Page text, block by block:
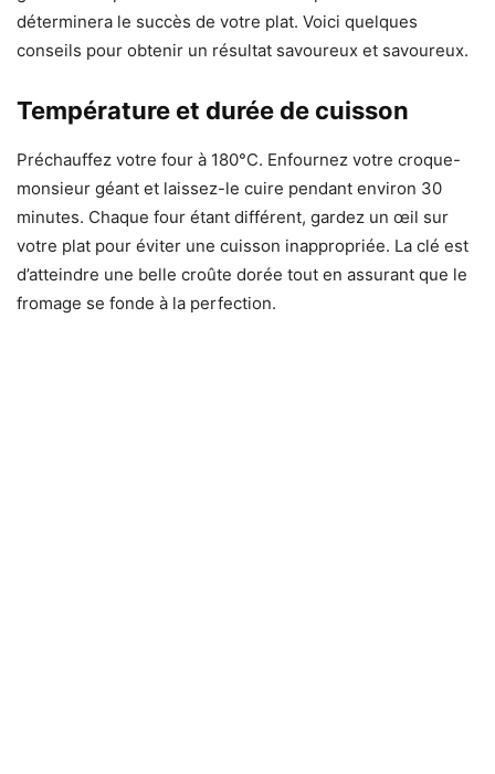
déterminera le succès de votre plat. Voici quelques
conseils pour obtenir un résultat savoureux et savoureux.
Température et durée de cuisson
Préchauffez votre four à 180°C. Enfournez votre croque-
monsieur géant et laissez-le cuire pendant environ 30
minutes. Chaque four étant différent, gardez un œil sur
votre plat pour éviter une cuisson inappropriée. La clé est
d’atteindre une belle croûte dorée tout en assurant que le
fromage se fonde à la perfection.